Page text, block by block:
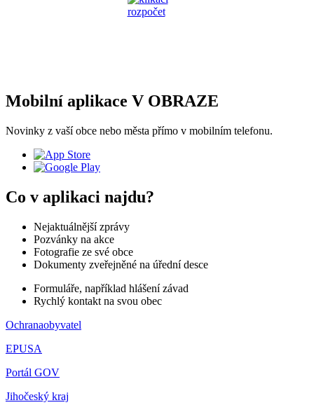
Mobilní aplikace V OBRAZE
Novinky z vaší obce nebo města přímo v mobilním telefonu.
Co v aplikaci najdu?
Nejaktuálnější zprávy
Pozvánky na akce
Fotografie ze své obce
Dokumenty zveřejněné na úřední desce
Formuláře, například hlášení závad
Rychlý kontakt na svou obec
Ochranaobyvatel
EPUSA
Portál GOV
Jihočeský kraj